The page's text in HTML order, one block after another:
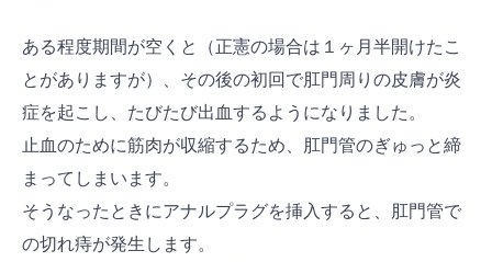
ある程度期間が空くと（正憲の場合は１ヶ月半開けたこ
とがありますが）、その後の初回で肛門周りの皮膚が炎
症を起こし、たびたび出血するようになりました。
止血のために筋肉が収縮するため、肛門管のぎゅっと締
まってしまいます。
そうなったときにアナルプラグを挿入すると、肛門管で
の切れ痔が発生します。